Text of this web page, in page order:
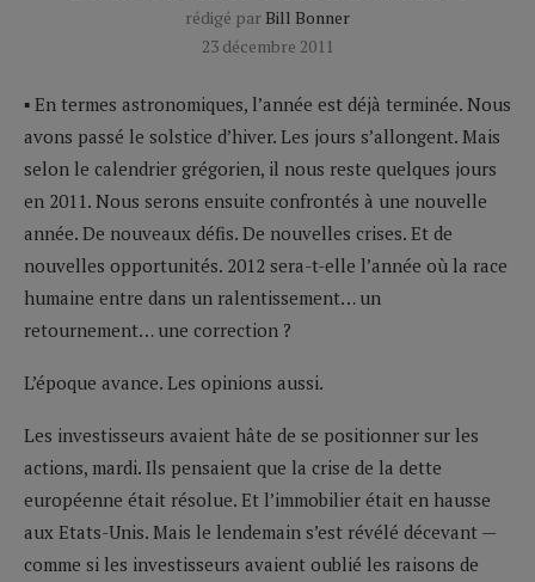
rédigé par Bill Bonner
23 décembre 2011
▪ En termes astronomiques, l’année est déjà terminée. Nous
avons passé le solstice d’hiver. Les jours s’allongent. Mais
selon le calendrier grégorien, il nous reste quelques jours
en 2011. Nous serons ensuite confrontés à une nouvelle
année. De nouveaux défis. De nouvelles crises. Et de
nouvelles opportunités. 2012 sera-t-elle l’année où la race
humaine entre dans un ralentissement… un
retournement… une correction ?
L’époque avance. Les opinions aussi.
Les investisseurs avaient hâte de se positionner sur les
actions, mardi. Ils pensaient que la crise de la dette
européenne était résolue. Et l’immobilier était en hausse
aux Etats-Unis. Mais le lendemain s’est révélé décevant —
comme si les investisseurs avaient oublié les raisons de